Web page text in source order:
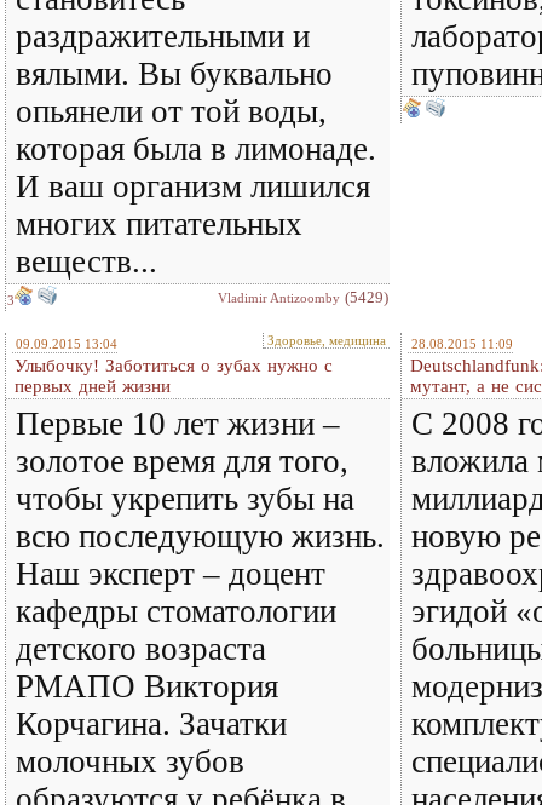
раздражительными и
вялыми. Вы буквально
опьянели от той воды,
которая была в лимонаде.
И ваш организм лишился
многих питательных
веществ...
3 Vladimir Antizoomby (5429)
09.09.2015 13:04 Здоровье, медицина
Улыбочку! Заботиться о зубах нужно с
первых дней жизни
Первые 10 лет жизни –
золотое время для того,
чтобы укрепить зубы на
всю последующую жизнь.
Наш эксперт – доцент
кафедры стоматологии
детского возраста
РМАПО Виктория
Корчагина. Зачатки
молочных зубов
28.08.2015 11:09
мутант, а не
С 2008
вложила
новую
эгидой